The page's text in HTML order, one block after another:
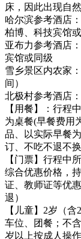
床，因此出现自
哈尔滨参考酒店
柏博、科技宾馆
亚布力参考酒店
宾馆或同级
雪乡景区内农家
间）
北极村参考酒店
【用餐】：行程
为桌餐(早餐费用
品、以实际早餐
订、不吃不退不换
【门票】行程中
综合优惠价格，
证、教师证等优
退）
【儿童】2岁（
车位、团餐；不
岁以上按成人操